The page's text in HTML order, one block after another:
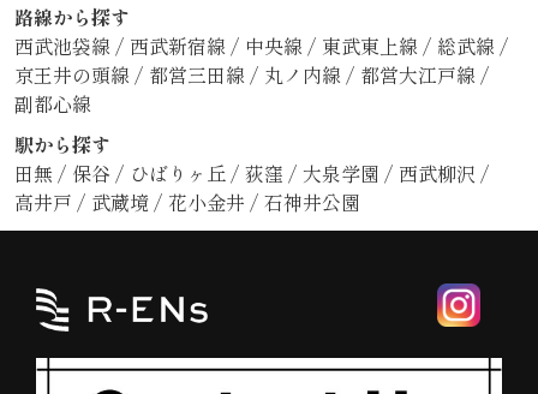
路線から探す
西武池袋線 / 西武新宿線 / 中央線 / 東武東上線 / 総武線 /
京王井の頭線 / 都営三田線 / 丸ノ内線 / 都営大江戸線 /
副都心線
駅から探す
田無 / 保谷 / ひばりヶ丘 / 荻窪 / 大泉学園 / 西武柳沢 /
高井戸 / 武蔵境 / 花小金井 / 石神井公園